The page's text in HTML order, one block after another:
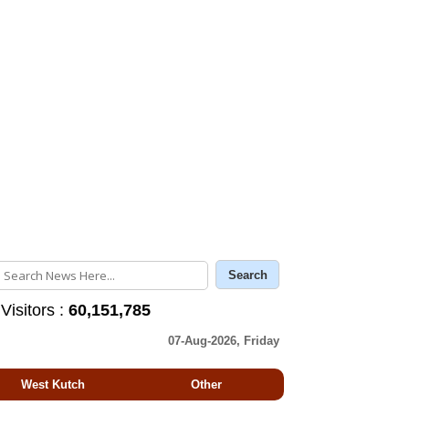
Visitors : 60,151,785
07-Aug-2026, Friday
West Kutch Other